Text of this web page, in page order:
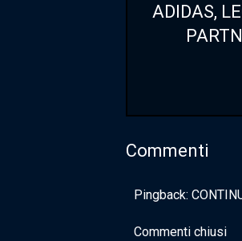
ADIDAS,
Commenti
Pingback:
Commenti chiusi